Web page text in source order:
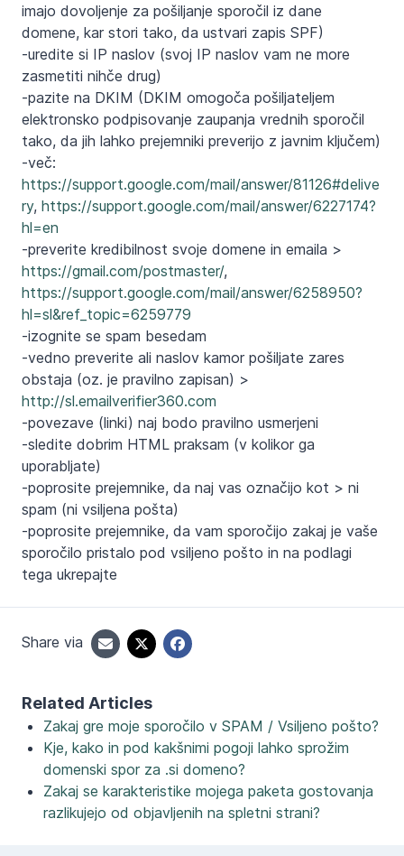
imajo dovoljenje za pošiljanje sporočil iz dane
domene, kar stori tako, da ustvari zapis SPF)
-uredite si IP naslov (svoj IP naslov vam ne more
zasmetiti nihče drug)
-pazite na DKIM (DKIM omogoča pošiljateljem
elektronsko podpisovanje zaupanja vrednih sporočil
tako, da jih lahko prejemniki preverijo z javnim ključem)
-več:
https://support.google.com/mail/answer/81126#delive
ry, https://support.google.com/mail/answer/6227174?
hl=en
-preverite kredibilnost svoje domene in emaila >
https://gmail.com/postmaster/,
https://support.google.com/mail/answer/6258950?
hl=sl&ref_topic=6259779
-izognite se spam besedam
-vedno preverite ali naslov kamor pošiljate zares
obstaja (oz. je pravilno zapisan) >
http://sl.emailverifier360.com
-povezave (linki) naj bodo pravilno usmerjeni
-sledite dobrim HTML praksam (v kolikor ga
uporabljate)
-poprosite prejemnike, da naj vas označijo kot > ni
spam (ni vsiljena pošta)
-poprosite prejemnike, da vam sporočijo zakaj je vaše
sporočilo pristalo pod vsiljeno pošto in na podlagi
tega ukrepajte
Share via
Related Articles
Zakaj gre moje sporočilo v SPAM / Vsiljeno pošto?
Kje, kako in pod kakšnimi pogoji lahko sprožim
domenski spor za .si domeno?
Zakaj se karakteristike mojega paketa gostovanja
razlikujejo od objavljenih na spletni strani?